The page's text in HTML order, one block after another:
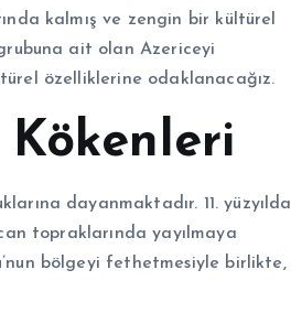
kalmış ve zengin bir kültürel
ait olan Azericeyi
özelliklerine odaklanacağız.
Kökenleri
dayanmaktadır. 11. yüzyılda
topraklarında yayılmaya
bölgeyi fethetmesiyle birlikte,